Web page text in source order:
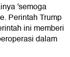
'semoga
Perintah Trump
ini memberi
dalam